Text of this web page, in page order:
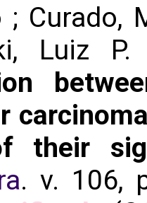
; Curado,
Luiz
their
. v. 106,